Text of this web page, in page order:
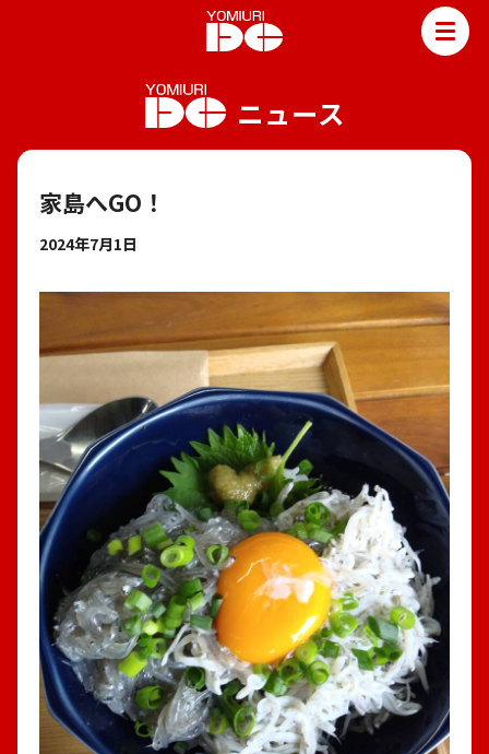
読売DCのサービス
新聞販売
よみうり住まいサポート
お野菜マルシェ
レンタルスペース
会社情報 社是・社訓・理念
YC店長候補募集 採用情報
YC案内・販売店一覧 新聞購読申し込み
個人情報の取り扱い サイトマップ
お問い合わせ
ニュース
家島へGO！
2024年7月1日